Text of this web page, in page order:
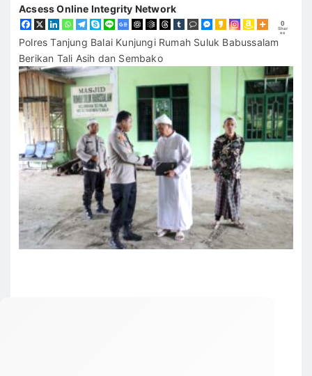
Acsess Online Integrity Network
0
Shar
es
Polres Tanjung Balai Kunjungi Rumah Suluk Babussalam
Berikan Tali Asih dan Sembako